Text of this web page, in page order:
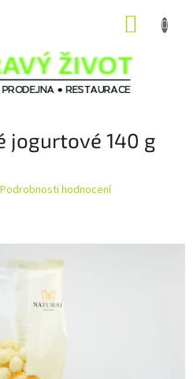
jogurtové 140 g
Podrobnosti hodnocení